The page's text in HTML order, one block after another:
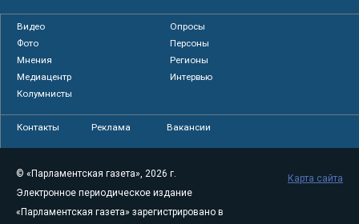
Видео
Опросы
Фото
Персоны
Мнения
Регионы
Медиацентр
Интервью
Колумнисты
Контакты Реклама Вакансии
© «Парламентская газета», 2026 г.
Электронное периодическое издание
«Парламентская газета» зарегистрировано в
Карта сайта